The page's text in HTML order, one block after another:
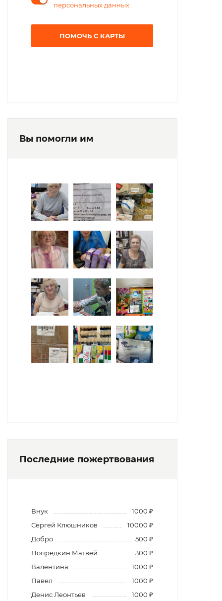
персональных данных
ПОМОЧЬ С КАРТЫ
Вы помогли им
Последние пожертвования
Внук
1000 ₽
Сергей Клюшников
10000 ₽
Добро
500 ₽
Попредкин Матвей
300 ₽
Валентина
1000 ₽
Павел
1000 ₽
Денис Леонтьев
1000 ₽